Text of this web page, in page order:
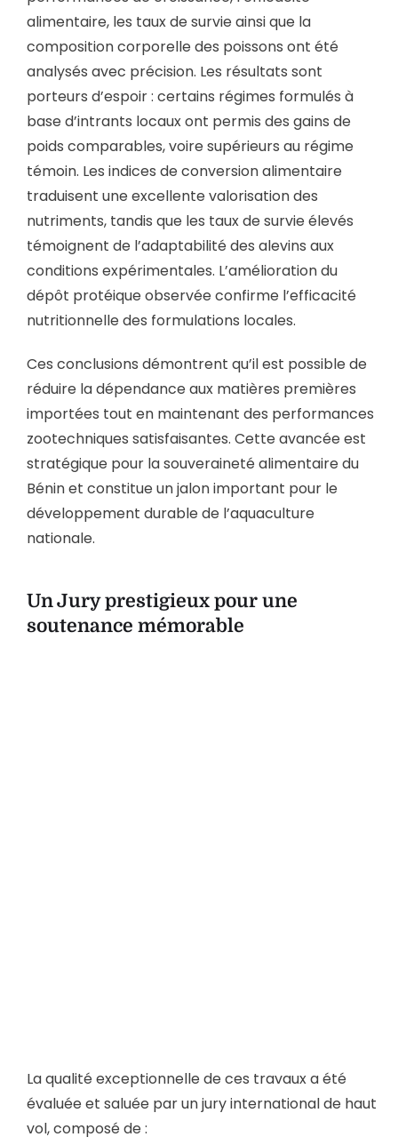
alimentaire, les taux de survie ainsi que la
composition corporelle des poissons ont été
analysés avec précision. Les résultats sont
porteurs d’espoir : certains régimes formulés à
base d’intrants locaux ont permis des gains de
poids comparables, voire supérieurs au régime
témoin. Les indices de conversion alimentaire
traduisent une excellente valorisation des
nutriments, tandis que les taux de survie élevés
témoignent de l’adaptabilité des alevins aux
conditions expérimentales. L’amélioration du
dépôt protéique observée confirme l’efficacité
nutritionnelle des formulations locales.
Ces conclusions démontrent qu’il est possible de
réduire la dépendance aux matières premières
importées tout en maintenant des performances
zootechniques satisfaisantes. Cette avancée est
stratégique pour la souveraineté alimentaire du
Bénin et constitue un jalon important pour le
développement durable de l’aquaculture
nationale.
Un Jury prestigieux pour une
soutenance mémorable
La qualité exceptionnelle de ces travaux a été
évaluée et saluée par un jury international de haut
vol, composé de :